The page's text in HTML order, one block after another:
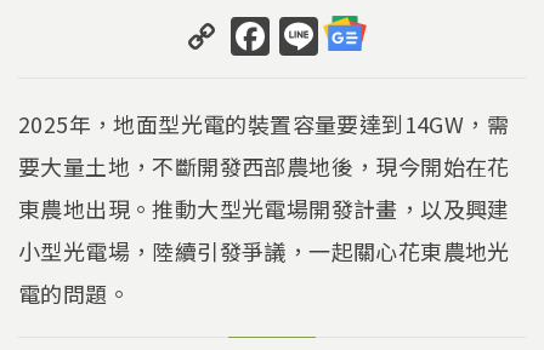
C
o
p
y
Li
n
k
F
a
c
e
b
o
o
Li
n
e
2025年，地面型光電的裝置容量要達到14GW，需
要大量土地，不斷開發西部農地後，現今開始在花
東農地出現。推動大型光電場開發計畫，以及興建
小型光電場，陸續引發爭議，一起關心花東農地光
電的問題。